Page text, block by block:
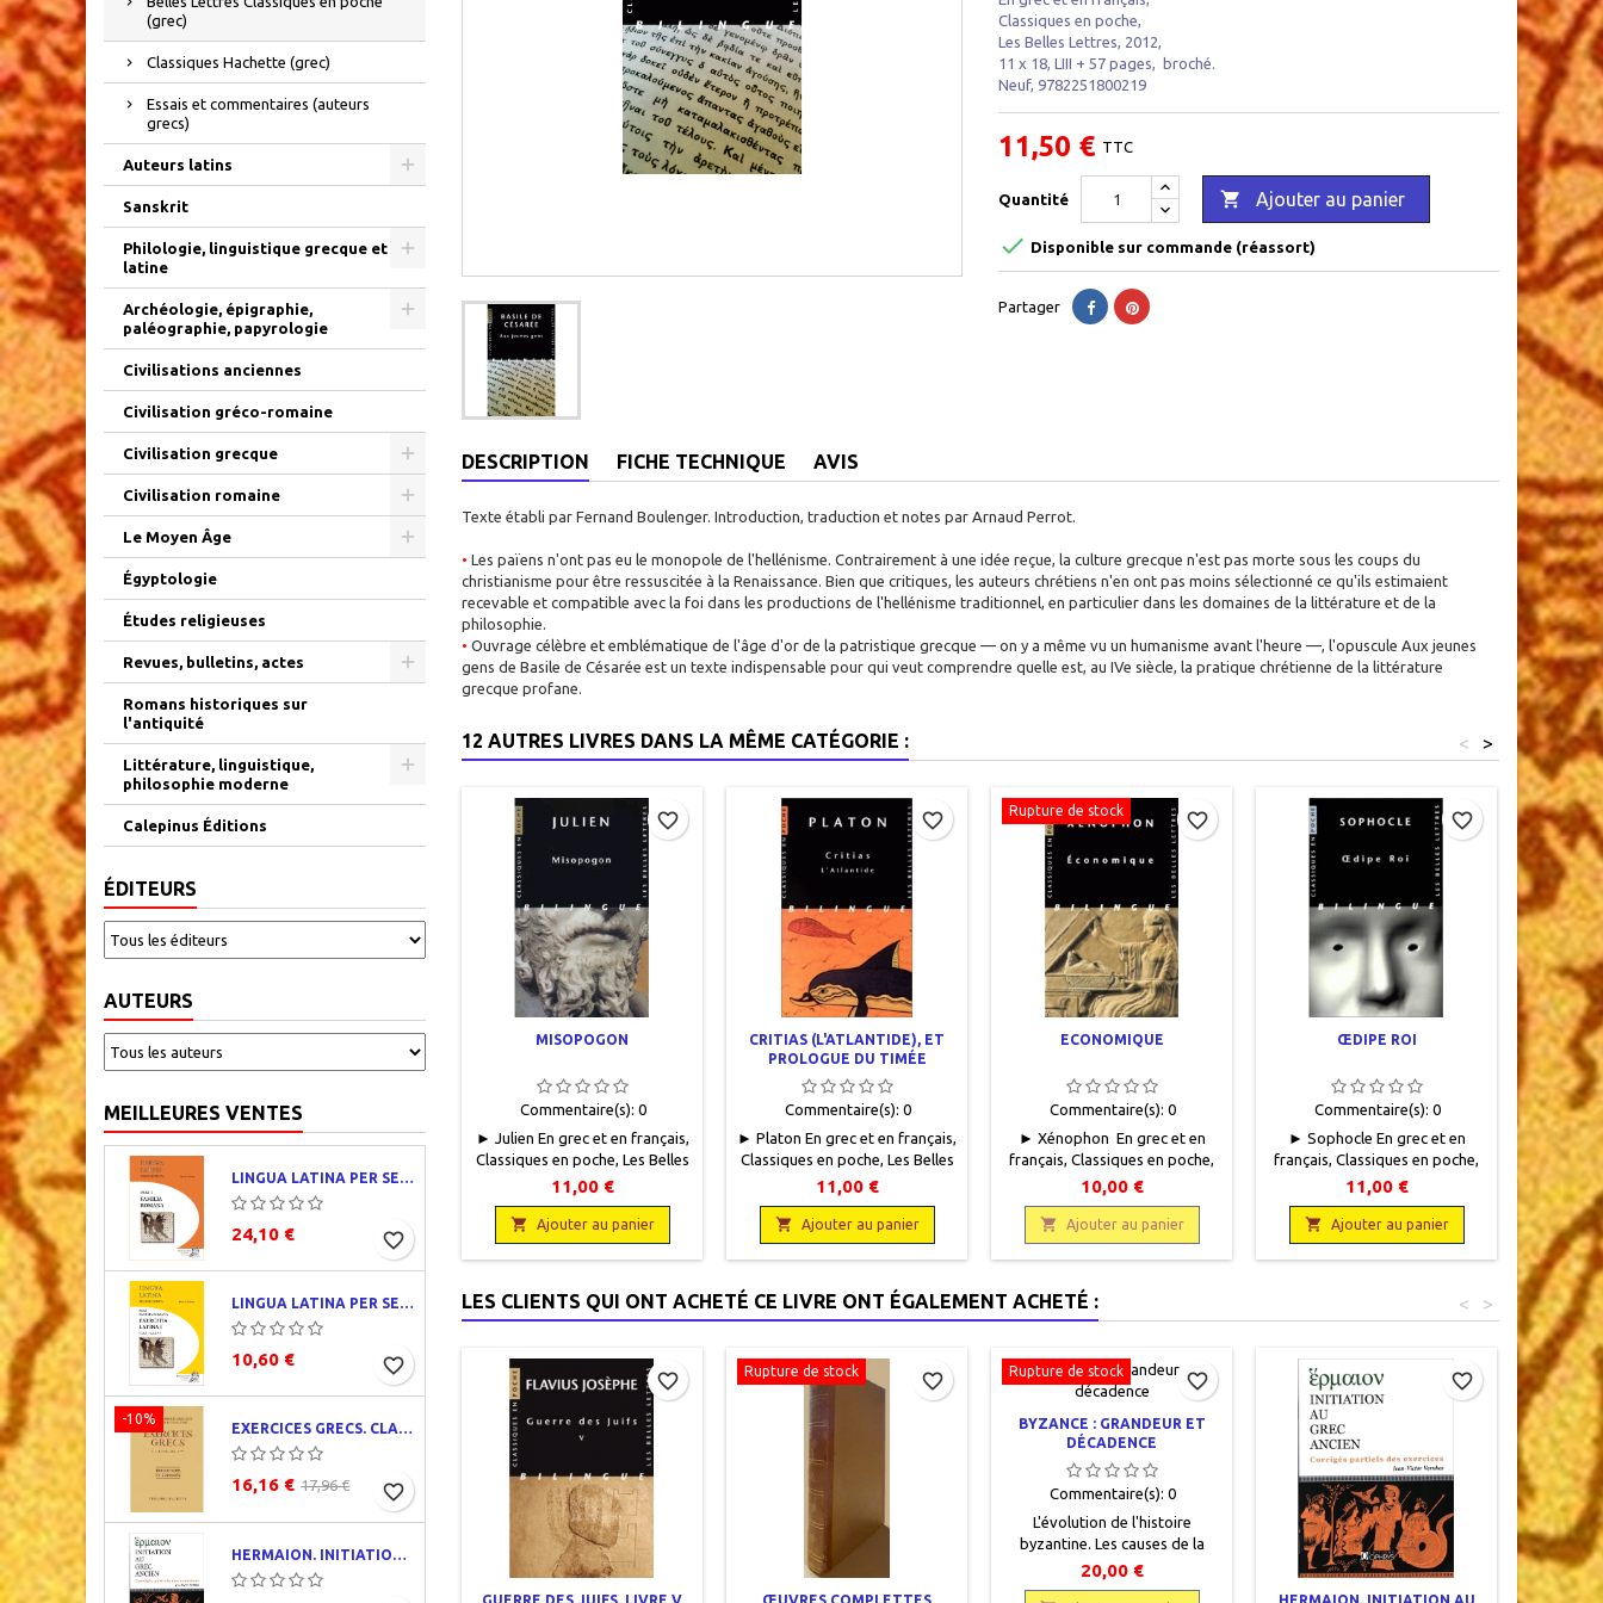
(grec)
Classiques Hachette (grec)
Essais et commentaires (auteurs
grecs)
Auteurs latins
Sanskrit
Philologie, linguistique grecque et
latine
Archéologie, épigraphie,
paléographie, papyrologie
Civilisations anciennes
Civilisation gréco-romaine
Civilisation grecque
Civilisation romaine
Le Moyen Âge
Égyptologie
Études religieuses
Revues, bulletins, actes
Romans historiques sur
l'antiquité
Littérature, linguistique,
philosophie moderne
Calepinus Éditions
ÉDITEURS
AUTEURS
MEILLEURES VENTES
LINGUA LATINA PER SE ILLUSTRATA. PARS I : FAMILIA ROMANA
24,10 € favorite_border
LINGUA LATINA PER SE ILLUSTRATA. EXERCITIA LATINA I
10,60 € favorite_border
-10%
EXERCICES GRECS. CLASSE DE QUATRIÈME. TRADUCTIONS ET CORRIGÉS
16,16 € 17,96 € favorite_border
Classiques en poche ,
Les Belles Lettres , 2012,
11 x 18, LIII + 57 pages , broché.
Neuf, 9782251800219
11,50 € TTC
Quantité  Ajouter au panier
 Disponible sur commande (réassort)
Partager
DESCRIPTION FICHE TECHNIQUE AVIS
Texte établi par Fernand Boulenger. Introduction, traduction et notes par Arnaud Perrot.
• Les païens n'ont pas eu le monopole de l'hellénisme. Contrairement à une idée reçue, la culture grecque n'est pas morte sous les coups du
christianisme pour être ressuscitée à la Renaissance. Bien que critiques, les auteurs chrétiens n'en ont pas moins sélectionné ce qu'ils estimaient
recevable et compatible avec la foi dans les productions de l'hellénisme traditionnel, en particulier dans les domaines de la littérature et de la
philosophie.
• Ouvrage célèbre et emblématique de l'âge d'or de la patristique grecque — on y a même vu un humanisme avant l'heure —, l'opuscule Aux jeunes
gens de Basile de Césarée est un texte indispensable pour qui veut comprendre quelle est, au IVe siècle, la pratique chrétienne de la littérature
grecque profane.
12 AUTRES LIVRES DANS LA MÊME CATÉGORIE : >
<
MISOPOGON
Commentaire(s): 0
► Julien En grec et en français,
Classiques en poche, Les Belles
Lettres, 2003, 11 x 18, XXXI + 96
pages, broché. Neuf.
9782251799704
11,00 €
 Ajouter au panier
favorite_border
CRITIAS (L'ATLANTIDE), ET
PROLOGUE DU TIMÉE
Commentaire(s): 0
► Platon En grec et en français,
Classiques en poche, Les Belles
Lettres, 1997, 11 x 18, XXIII +
102 pages, broché. Neuf.
9782251799087
11,00 €
 Ajouter au panier
favorite_border Rupture de stock
ECONOMIQUE
Commentaire(s): 0
► Xénophon En grec et en
français, Classiques en poche,
Les Belles Lettres, 2008,
(dernier tirage 2019)11 x 18,
XXIV + 183 pages, broché.
Neuf.9782251799971
10,00 €
 Ajouter au panier
favorite_border
ŒDIPE ROI
Commentaire(s): 0
► Sophocle En grec et en
français, Classiques en poche,
Les Belles Lettres, 2007, 11 x 18,
XXXIII + 128 pages, broché.
Neuf. 9782251799247
11,00 €
 Ajouter au panier
favorite_border Rupture
Euripide
Lettres,

LES CLIENTS QUI ONT ACHETÉ CE LIVRE ONT ÉGALEMENT ACHETÉ : >
<
favorite_border Rupture de stock favorite_border Rupture de stock
BYZANCE : GRANDEUR ET
DÉCADENCE
Commentaire(s): 0
L'évolution de l'histoire
byzantine. Les causes de la
grandeur de Byzance. Les
causes de sa décadence. La
20,00 €
favorite_border favorite_border